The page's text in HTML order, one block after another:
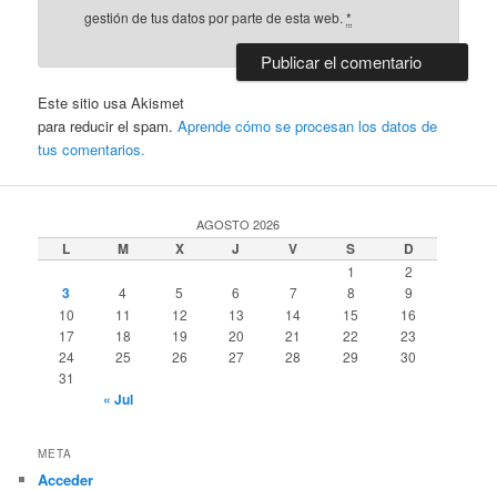
gestión de tus datos por parte de esta web.*
Este sitio usa Akismet
para reducir el spam.Aprende cómo se procesan los datos de
tus comentarios.
AGOSTO 2026
L M X J V S D
1 2
3 4 5 6 7 8
9
10
11 12 13 14 15
16
17
18 19 20 21 22
23
24
25 26 27 28 29
30
31
« Jul
META
Acceder